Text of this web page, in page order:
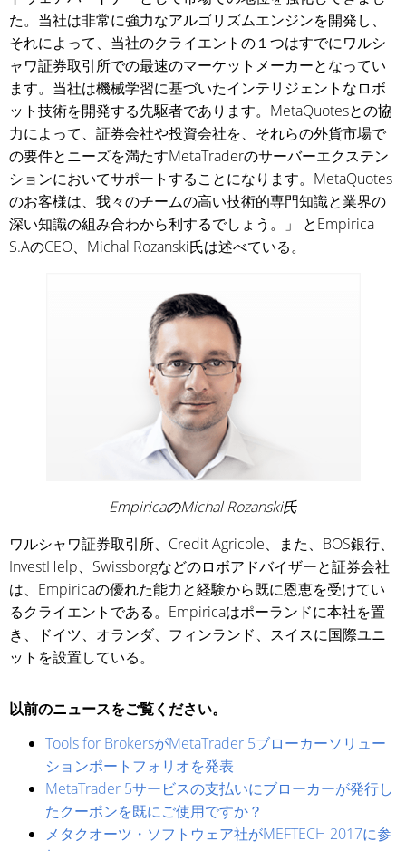
た。当社は非常に強力なアルゴリズムエンジンを開発し、
それによって、当社のクライエントの１つはすでにワルシ
ャワ証券取引所での最速のマーケットメーカーとなってい
ます。当社は機械学習に基づいたインテリジェントなロボ
ット技術を開発する先駆者であります。MetaQuotesとの協
力によって、証券会社や投資会社を、それらの外貨市場で
の要件とニーズを満たすMetaTraderのサーバーエクステン
ションにおいてサポートすることになります。MetaQuotes
のお客様は、我々のチームの高い技術的専門知識と業界の
深い知識の組み合わから利するでしょう。」 とEmpirica
S.AのCEO、Michal Rozanski氏は述べている。
EmpiricaのMichal Rozanski氏
ワルシャワ証券取引所、Credit Agricole、また、BOS銀行、
InvestHelp、Swissborgなどのロボアドバイザーと証券会社
は、Empiricaの優れた能力と経験から既に恩恵を受けてい
るクライエントである。Empiricaはポーランドに本社を置
き、ドイツ、オランダ、フィンランド、スイスに国際ユニ
ットを設置している。
以前のニュースをご覧ください。
Tools for BrokersがMetaTrader 5ブローカーソリュー
ションポートフォリオを発表
MetaTrader 5サービスの支払いにブローカーが発行し
たクーポンを既にご使用ですか？
メタクオーツ・ソフトウェア社がMEFTECH 2017に参